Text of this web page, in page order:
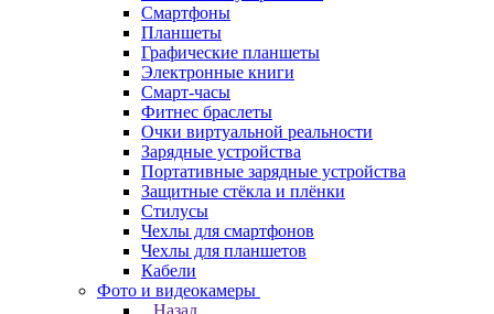
Смартфоны
Планшеты
Графические планшеты
Электронные книги
Смарт-часы
Фитнес браслеты
Очки виртуальной реальности
Зарядные устройства
Портативные зарядные устройства
Защитные стёкла и плёнки
Стилусы
Чехлы для смартфонов
Чехлы для планшетов
Кабели
Фото и видеокамеры
Назад